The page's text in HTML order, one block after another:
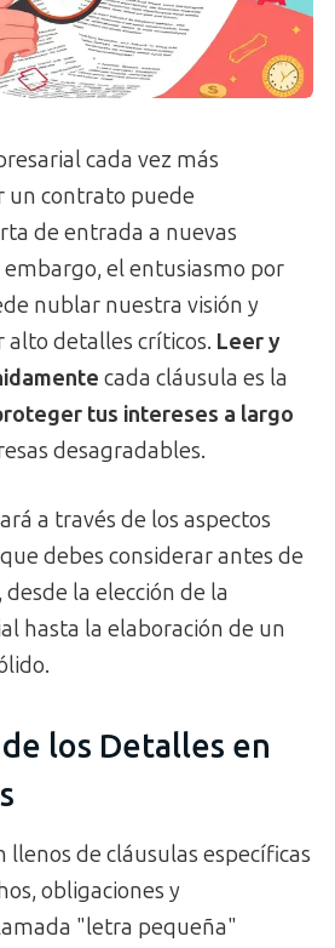
cada vez más
contrato puede
de entrada a nuevas
el entusiasmo por
nublar nuestra visión y
alto detalles críticos. Leer y
cada cláusula es la
tus intereses a largo
desagradables.
a través de los aspectos
debes considerar antes de
la elección de la
hasta la elaboración de un
los Detalles en
llenos de cláusulas específicas
obligaciones y
"letra pequeña"